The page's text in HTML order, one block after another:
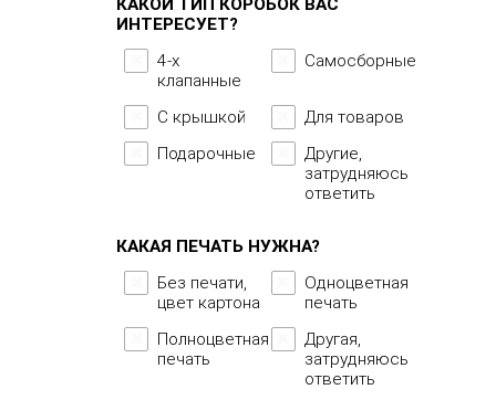
КАКОЙ ТИП КОРОБОК ВАС
ИНТЕРЕСУЕТ?
4-x
клапанные
Самосборные
С крышкой
Для товаров
Подарочные
Другие,
затрудняюсь
ответить
КАКАЯ ПЕЧАТЬ НУЖНА?
Без печати,
цвет картона
Одноцветная
печать
Полноцветная
печать
Другая,
затрудняюсь
ответить